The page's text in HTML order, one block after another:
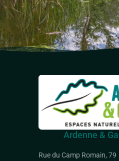
Ardenne &
Rue du Camp Romain, 79